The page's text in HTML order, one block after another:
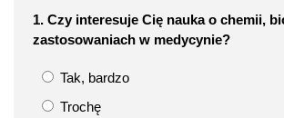
1. Czy interesuje Cię nauka o chemii,
zastosowaniach w medycynie?
Tak, bardzo
Trochę